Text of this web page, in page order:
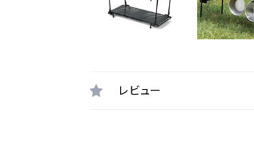
レビュー